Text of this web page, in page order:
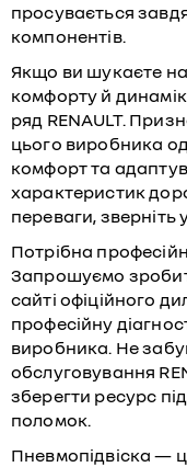
просувається
компонентів.
Якщо ви шукаєте
комфорту й
ряд RENAULT.
цього виробника
комфорт та
характеристик
переваги, зверніть
Потрібна
Запрошуємо
сайті офіційного
професійну
виробника. Не
обслуговування
зберегти ресурс
поломок.
Пневмопідвіска —